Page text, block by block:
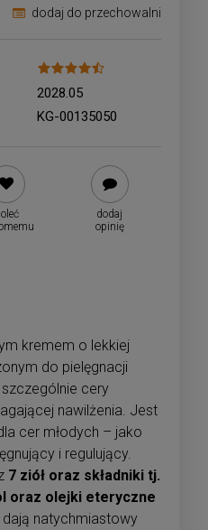
dodaj do przechowalni
2028.05
KG-00135050
dodaj
opinię
kremem o lekkiej
do pielęgnacji
cery
nawilżenia. Jest
cer młodych – jako
i regulujący.
7 ziół oraz składniki tj.
oraz olejki eteryczne
dają natychmiastowy